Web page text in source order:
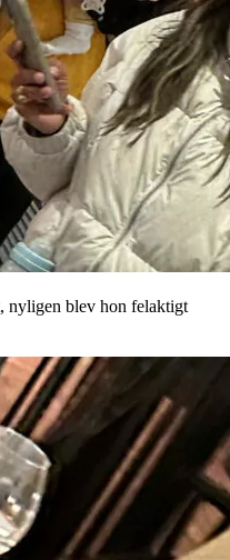
nyligen blev hon felaktigt